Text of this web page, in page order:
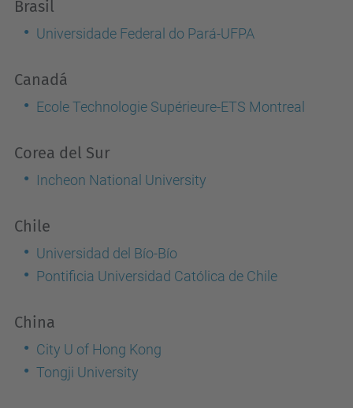
Brasil
Universidade Federal do Pará-UFPA
Canadá
Ecole Technologie Supérieure-ETS Montreal
Corea del Sur
Incheon National University
Chile
Universidad del Bío-Bío
Pontificia Universidad Católica de Chile
China
City U of Hong Kong
Tongji University